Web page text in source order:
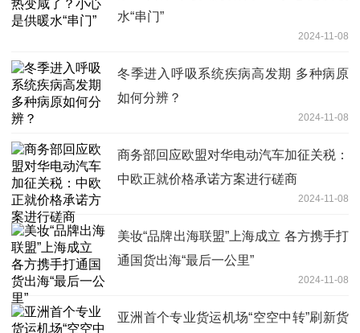
水“串门”
2024-11-08
冬季进入呼吸系统疾病高发期 多种病原
如何分辨？
2024-11-08
商务部回应欧盟对华电动汽车加征关税：
中欧正就价格承诺方案进行磋商
2024-11-08
美妆“品牌出海联盟”上海成立 各方携手打
通国货出海“最后一公里”
2024-11-08
亚洲首个专业货运机场“空空中转”刷新货